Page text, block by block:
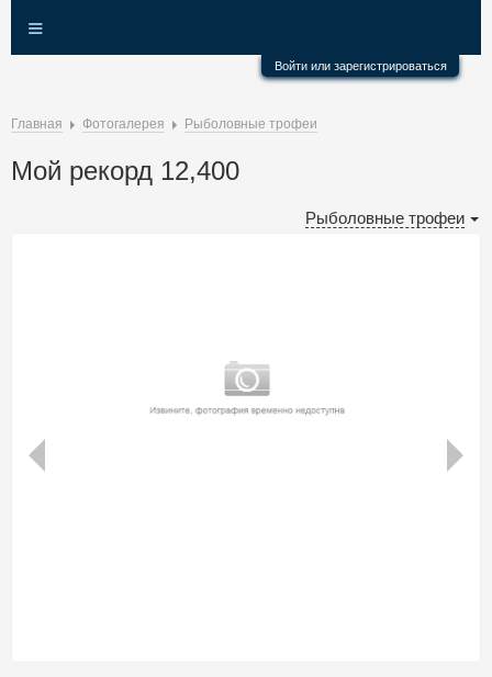
≡
Войти или зарегистрироваться
Главная Фотогалерея Рыболовные трофеи
Мой рекорд 12,400
Рыболовные трофеи